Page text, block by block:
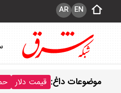
EN
AR
موضوعات داغ: قیمت دلار